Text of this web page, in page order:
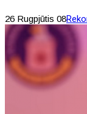
26 Rugpjūtis 08